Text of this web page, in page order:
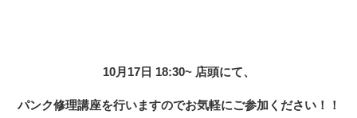
10月17日 18:30~ 店頭にて、
パンク修理講座を行いますのでお気軽にご参加ください！！